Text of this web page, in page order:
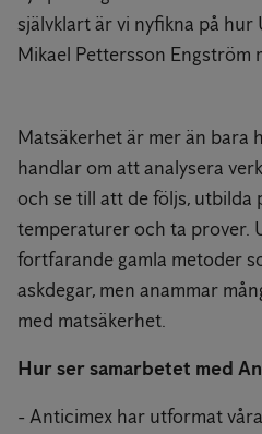
självklart är vi nyfikna på hur
Mikael Pettersson Engström
Matsäkerhet är mer än bara
handlar om att analysera
och se till att de följs, utbilda
temperaturer och ta prover.
fortfarande gamla metoder
askdegar, men anammar
med matsäkerhet.
Hur ser samarbetet med
- Anticimex har utformat